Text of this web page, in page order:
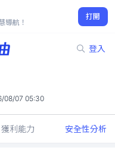
導航！
打開
登入
08/07 05:30
獲利能力 安全性分析